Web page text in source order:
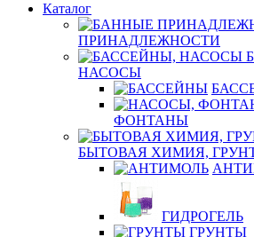
Каталог
ПРИНАДЛЕЖНОСТИ
НАСОСЫ
ФОНТАНЫ
БЫТОВАЯ ХИМИЯ,
ГИДРОГЕЛЬ
ГРУНТЫ